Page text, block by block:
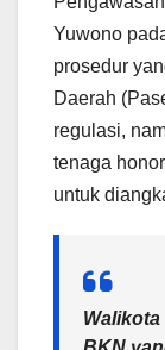
Yuwono
prosedur
Daerah
regulasi,
tenaga
untuk